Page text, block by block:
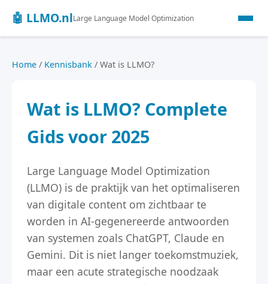
🤖 LLMO.nlLarge Language Model Optimization
Home / Kennisbank / Wat is LLMO?
Wat is LLMO? Complete
Gids voor 2025
Large Language Model Optimization
(LLMO) is de praktijk van het optimaliseren
van digitale content om zichtbaar te
worden in AI-gegenereerde antwoorden
van systemen zoals ChatGPT, Claude en
Gemini. Dit is niet langer toekomstmuziek,
maar een acute strategische noodzaak